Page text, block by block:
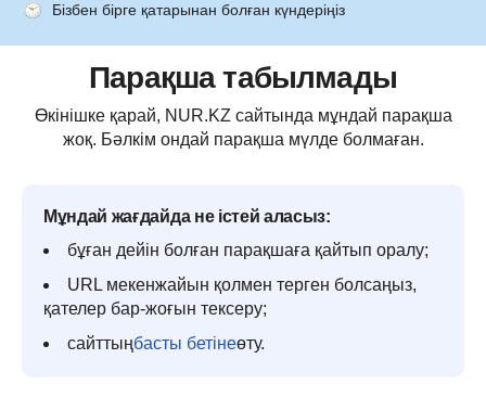
Бізбен бірге қатарынан болған күндеріңіз
Парақша табылмады
Өкінішке қарай, NUR.KZ сайтында мұндай парақша
жоқ. Бәлкім ондай парақша мүлде болмаған.
Мұндай жағдайда не істей аласыз:
бұған дейін болған парақшаға қайтып оралу;
URL мекенжайын қолмен терген болсаңыз,
қателер бар-жоғын тексеру;
сайттыңбасты бетінеөту.